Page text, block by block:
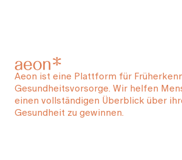
Aeon ist eine Plattform für
Gesundheitsvorsorge. Wir helfen
einen vollständigen Überblick über
Gesundheit zu gewinnen.